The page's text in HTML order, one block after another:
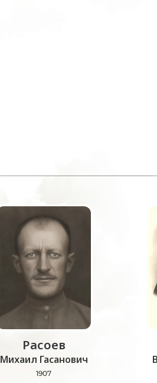
Расоев
Михаил Гасанович
1907